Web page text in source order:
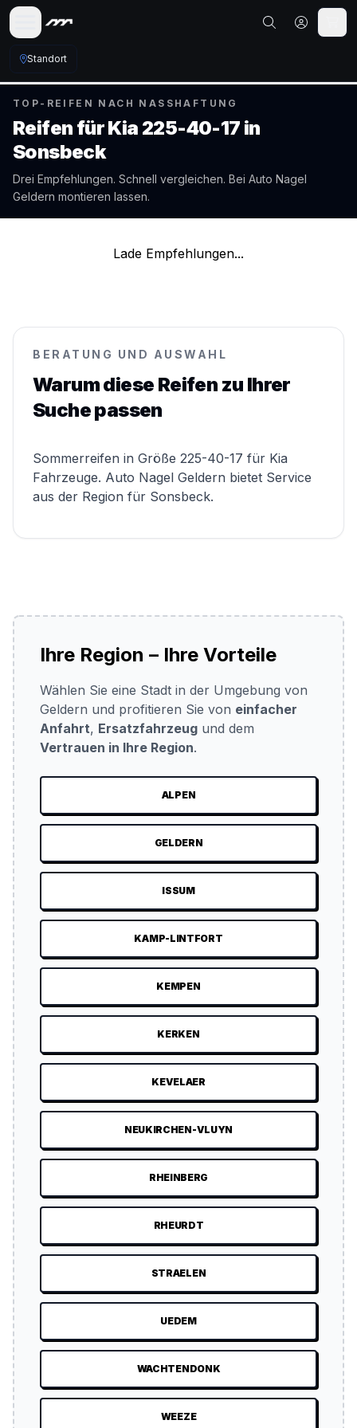
Standort
TOP-REIFEN NACH NASSHAFTUNG
Reifen fürKia 225-40-17 in
Sonsbeck
Drei Empfehlungen. Schnell vergleichen. Bei Auto Nagel
Geldern montieren lassen.
Lade Empfehlungen...
BERATUNG UND AUSWAHL
Warum diese Reifen zu Ihrer
Suche passen
Sommerreifen in Größe 225-40-17 für Kia
Fahrzeuge. Auto Nagel Geldern bietet Service
aus der Region für Sonsbeck.
Ihre Region – Ihre Vorteile
Wählen Sie eine Stadt in der Umgebung von
Geldern und profitieren Sie von einfacher
Anfahrt, Ersatzfahrzeug und dem
Vertrauen in Ihre Region.
ALPEN
GELDERN
ISSUM
KAMP-LINTFORT
KEMPEN
KERKEN
KEVELAER
NEUKIRCHEN-VLUYN
RHEINBERG
RHEURDT
STRAELEN
UEDEM
WACHTENDONK
WEEZE